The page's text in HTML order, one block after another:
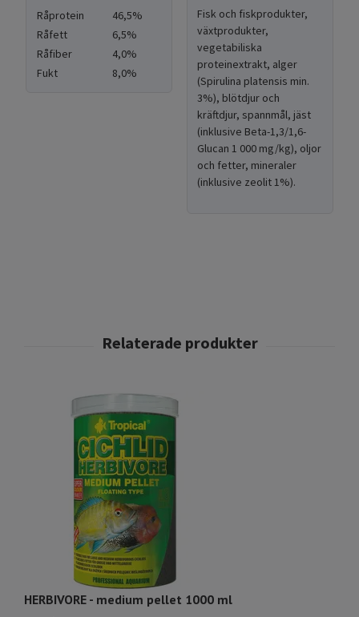
Råprotein
46,5%
Råfett
6,5%
Råfiber
4,0%
Fukt
8,0%
Fisk och fiskprodukter,
växtprodukter,
vegetabiliska
proteinextrakt, alger
(Spirulina platensis min.
3%), blötdjur och
kräftdjur, spannmål, jäst
(inklusive Beta-1,3/1,6-
Glucan 1 000 mg/kg), oljor
och fetter, mineraler
(inklusive zeolit 1%).
HERBIVORE - medium pellet 1000 ml